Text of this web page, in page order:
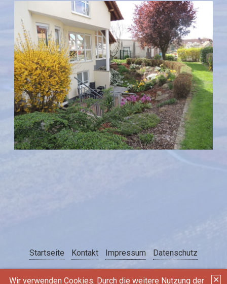
✕
Wir verwenden Cookies. Durch die weitere Nutzung der
Startseite Kontakt Impressum Datenschutz